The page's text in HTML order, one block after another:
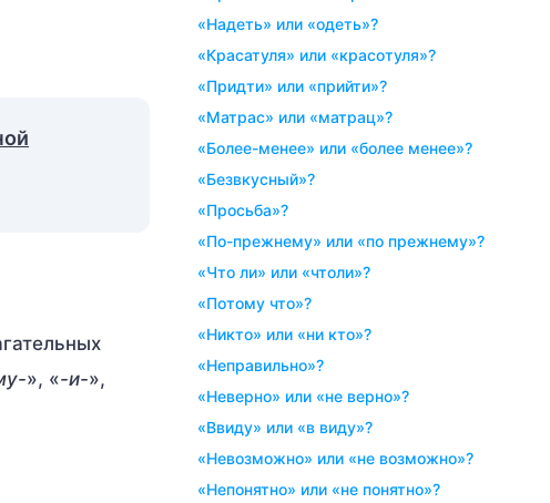
», «-и-»,
«надеть» или «одеть»?
«красатуля» или «красотуля»?
«придти» или «прийти»?
«матрас» или «матрац»?
«более-менее» или «более менее»?
«безвкусный»?
«просьба»?
«по-прежнему» или «по прежнему»?
«что ли» или «чтоли»?
«потому что»?
«никто» или «ни кто»?
«неправильно»?
«неверно» или «не верно»?
«ввиду» или «в виду»?
«невозможно» или «не возможно»?
«непонятно» или «не понятно»?